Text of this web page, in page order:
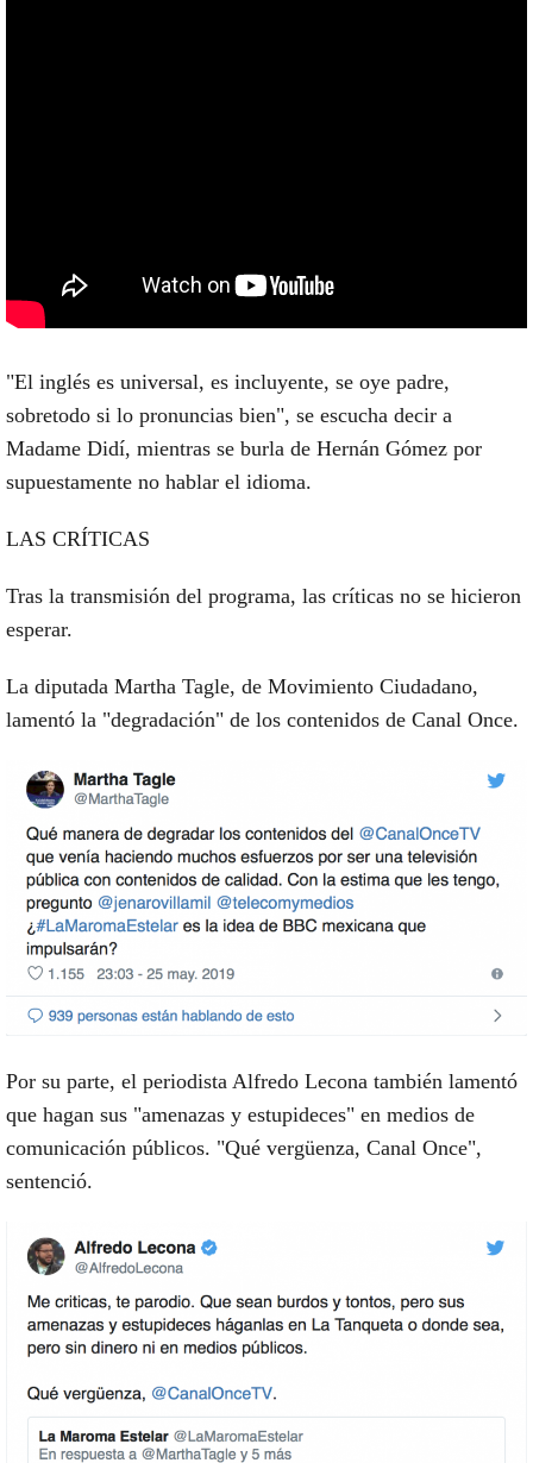
"El inglés es universal, es incluyente, se oye padre,
sobretodo si lo pronuncias bien", se escucha decir a
Madame Didí, mientras se burla de Hernán Gómez por
supuestamente no hablar el idioma.
LAS CRÍTICAS
Tras la transmisión del programa, las críticas no se hicieron
esperar.
La diputada Martha Tagle, de Movimiento Ciudadano,
lamentó la "degradación" de los contenidos de Canal Once.
Por su parte, el periodista Alfredo Lecona también lamentó
que hagan sus "amenazas y estupideces" en medios de
comunicación públicos. "Qué vergüenza, Canal Once",
sentenció.